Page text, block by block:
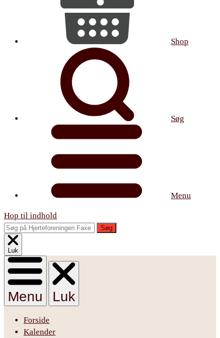
Shop
Søg
Menu
Hop til indhold
Søg
Luk
Menu Luk
Forside
Kalender